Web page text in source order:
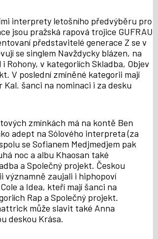
interprety letošního předvýběru pro
jsou pražská rapová trojice GUFRAU
představitelé generace Z se v
se singlem Navždycky blázen, na
Rohony, v kategoriích Skladba, Objev
V poslední zmíněné kategorii mají
Kal. šanci na nominaci i za desku
zmínkách má na kontě Ben
adept na Sólového interpreta (za
se Sofianem Medjmedjem pak
noc a albu Khaosan také
a Společný projekt. Českou
významně zaujali i hiphopoví
a Idea, kteří mají šanci na
Rap a Společný projekt.
může slavit také Anna
deskou Krása.